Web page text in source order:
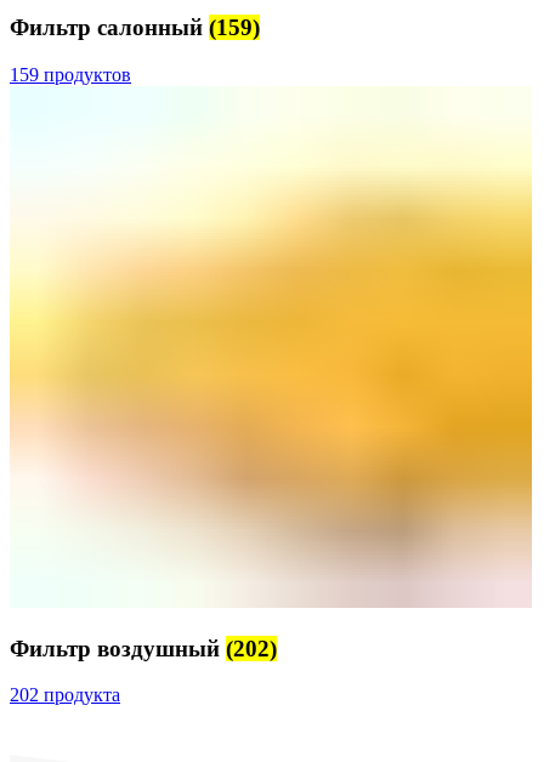
Фильтр салонный (159)
159 продуктов
Фильтр воздушный (202)
202 продукта